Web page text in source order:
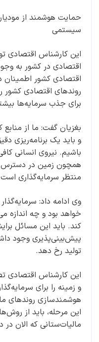
حمایت هوشمند از
سیستمی
این کارشناس اقتصادی
اقتصادی در کشور به
اقتصادی کشور اطمینان
روندهای اقتصادی کشور
برای جذب سرمایه‌ها
بغزیان گفت: ما از منابع
و باید یک برنامه‌ریزی
باشیم. نیروی انسانی
همچون زمین در دسترس
منتظر سرمایه‌گذاری
وی ادامه داد:
خواهد بود و چه اندازه
کند. باید این مسائل
پیش‌بینی‌پذیری وجود
تولید رخ دهد.
این کارشناس اقتصادی
و زمینه را برای
هوشمندسازی روندهای
این مرحله، باید از
مالیات‌ستانی که الان در